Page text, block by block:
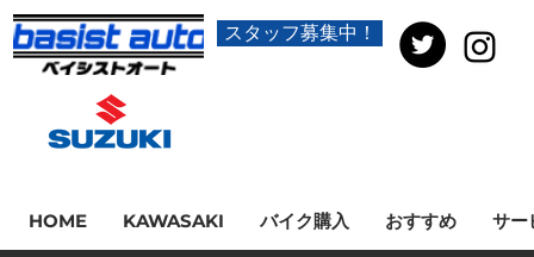
スタッフ募集中！
HOME KAWASAKI バイク購入 おすすめ サー